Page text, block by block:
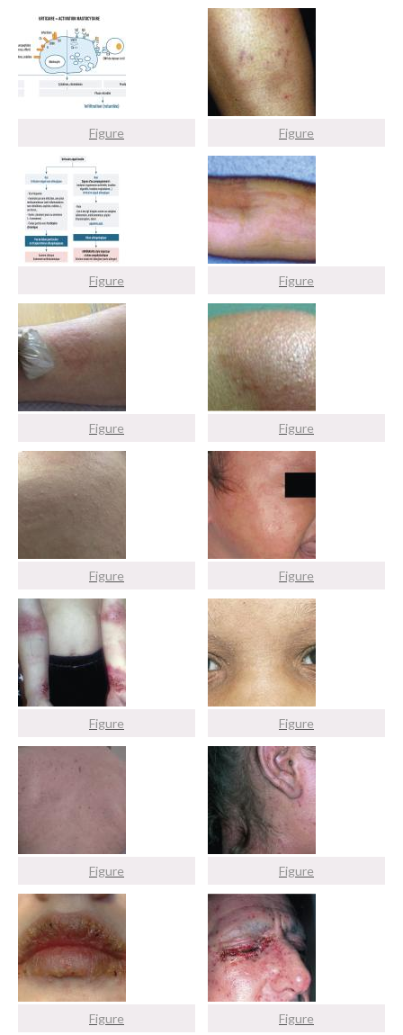
Figure Figure
Figure Figure
Figure Figure
Figure Figure
Figure Figure
Figure Figure
Figure Figure